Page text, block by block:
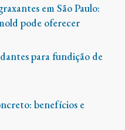
em São Paulo:
pode oferecer
para fundição de
benefícios e